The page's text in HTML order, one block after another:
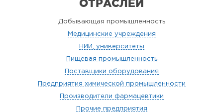
ОТРАСЛЕЙ
Добывающая промышленность
Медицинские учреждения
НИИ, университеты
Пищевая промышленность
Поставщики оборудования
Предприятия химической промышленности
Производители фармацевтики
Прочие предприятия